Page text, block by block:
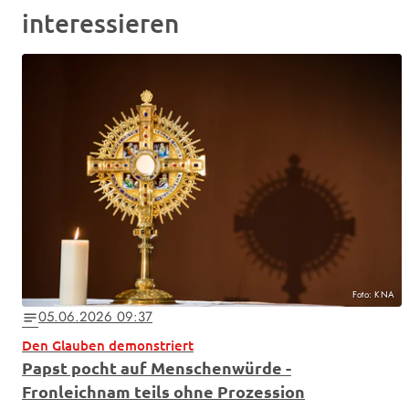
interessieren
Foto: KNA
notes05.06.2026 09:37
Den Glauben demonstriert
Papst pocht auf Menschenwürde -
Fronleichnam teils ohne Prozession